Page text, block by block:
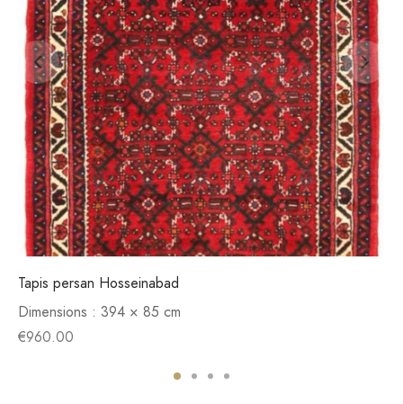
Tapis persan Hosseinabad
Dimensions : 394 × 85 cm
€960.00